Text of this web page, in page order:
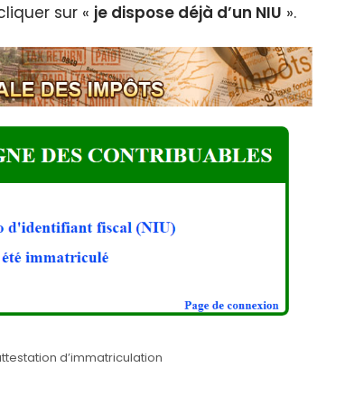
sur « je dispose déjà d’un NIU ».
d’immatriculation